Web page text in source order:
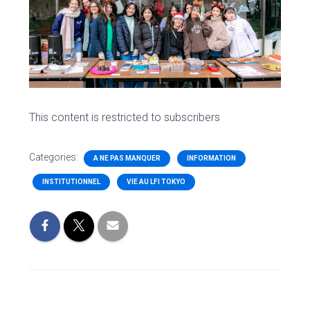
This content is restricted to subscribers
Categories: A NE PAS MANQUER INFORMATION
INSTITUTIONNEL VIE AU LFI TOKYO